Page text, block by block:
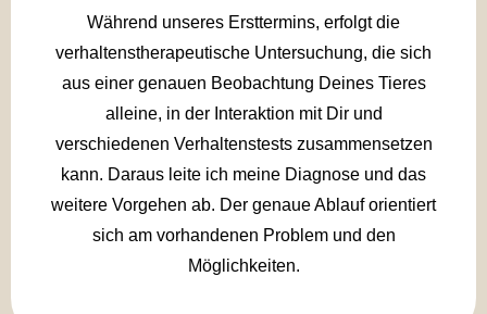
Während unseres Ersttermins, erfolgt die
verhaltenstherapeutische Untersuchung, die sich
aus einer genauen Beobachtung Deines Tieres
alleine, in der Interaktion mit Dir und
verschiedenen Verhaltenstests zusammensetzen
kann. Daraus leite ich meine Diagnose und das
weitere Vorgehen ab. Der genaue Ablauf orientiert
sich am vorhandenen Problem und den
Möglichkeiten.